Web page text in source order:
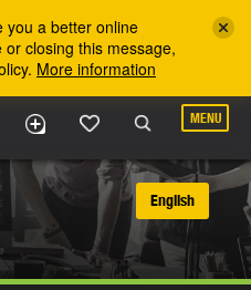
you a better online
closing this message,
More information
MENU
English